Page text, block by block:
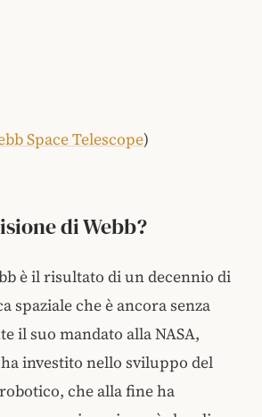
Space Telescope)
di Webb?
è il risultato di un decennio di
spaziale che è ancora senza
il suo mandato alla NASA,
investito nello sviluppo del
che alla fine ha